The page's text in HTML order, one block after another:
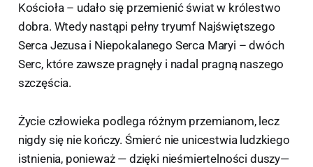
Kościoła – udało się przemienić świat w królestwo
dobra. Wtedy nastąpi pełny tryumf Najświętszego
Serca Jezusa i Niepokalanego Serca Maryi – dwóch
Serc, które zawsze pragnęły i nadal pragną naszego
szczęścia.
Życie człowieka podlega różnym przemianom, lecz
nigdy się nie kończy. Śmierć nie unicestwia ludzkiego
istnienia, ponieważ — dzięki nieśmiertelności duszy—